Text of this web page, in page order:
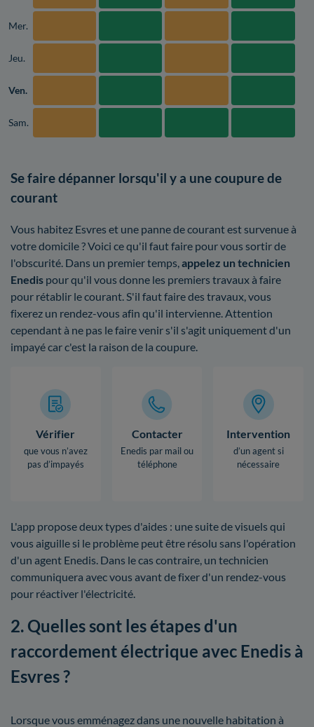
Mer.
Jeu.
Ven.
Sam.
Se faire dépanner lorsqu'il y a une coupure de
courant
Vous habitez Esvres et une panne de courant est survenue à
votre domicile ? Voici ce qu'il faut faire pour vous sortir de
l'obscurité. Dans un premier temps, appelez un technicien
Enedis pour qu'il vous donne les premiers travaux à faire
pour rétablir le courant. S'il faut faire des travaux, vous
fixerez un rendez-vous afin qu'il intervienne. Attention
cependant à ne pas le faire venir s'il s'agit uniquement d'un
impayé car c'est la raison de la coupure.
Vérifier
que vous n’avez
pas d’impayés
Contacter
Enedis par mail ou
téléphone
Intervention
d’un agent si
nécessaire
L'app propose deux types d'aides : une suite de visuels qui
vous aiguille si le problème peut être résolu sans l'opération
d'un agent Enedis. Dans le cas contraire, un technicien
communiquera avec vous avant de fixer d'un rendez-vous
pour réactiver l'électricité.
2. Quelles sont les étapes d'un
raccordement électrique avec Enedis à
Esvres ?
Lorsque vous emménagez dans une nouvelle habitation à